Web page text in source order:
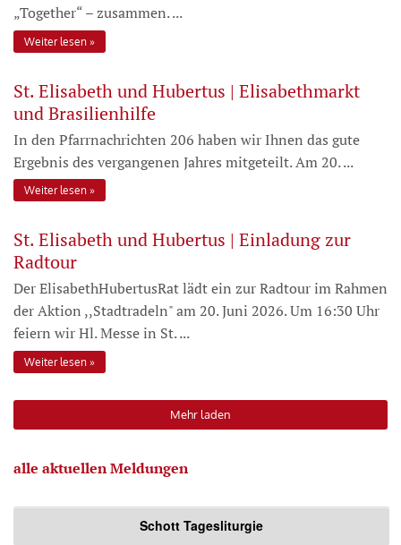
„Together“ – zusammen. ...
Weiter lesen
St. Elisabeth und Hubertus | Elisabethmarkt
und Brasilienhilfe
In den Pfarrnachrichten 206 haben wir Ihnen das gute
Ergebnis des vergangenen Jahres mitgeteilt. Am 20. ...
Weiter lesen
St. Elisabeth und Hubertus | Einladung zur
Radtour
Der ElisabethHubertusRat lädt ein zur Radtour im Rahmen
der Aktion ,,Stadtradeln" am 20. Juni 2026. Um 16:30 Uhr
feiern wir Hl. Messe in St. ...
Weiter lesen
Mehr laden
alle aktuellen Meldungen
Schott Tagesliturgie